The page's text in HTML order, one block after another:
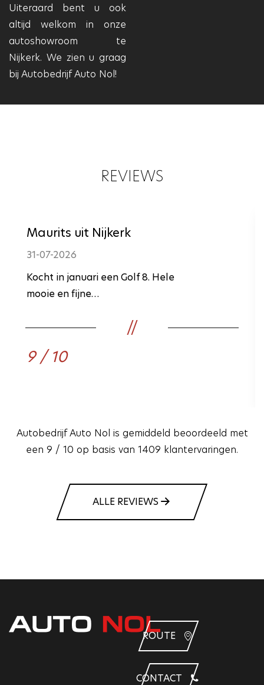
Uiteraard bent u ook
altijd welkom in onze
autoshowroom te
Nijkerk. We zien u graag
bij Autobedrijf Auto Nol!
REVIEWS
Maurits uit Nijkerk
31-07-2026
Kocht in januari een Golf 8. Hele
mooie en fijne…
9 / 10
Autobedrijf Auto Nol is gemiddeld beoordeeld met
een 9 / 10 op basis van 1409 klantervaringen.
ALLE REVIEWS
ROUTE
CONTACT